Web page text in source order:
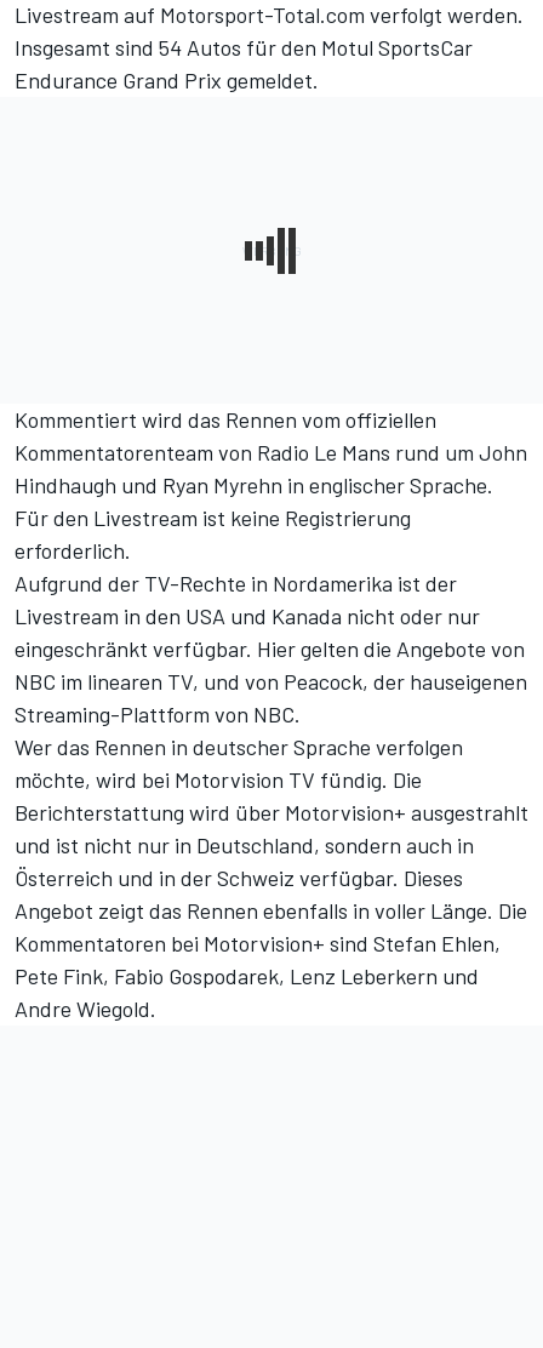
Livestream auf Motorsport-Total.com verfolgt werden.
Insgesamt sind 54 Autos für den Motul SportsCar
Endurance Grand Prix gemeldet.
Kommentiert wird das Rennen vom offiziellen
Kommentatorenteam von Radio Le Mans rund um John
Hindhaugh und Ryan Myrehn in englischer Sprache.
Für den Livestream ist keine Registrierung
erforderlich.
Aufgrund der TV-Rechte in Nordamerika ist der
Livestream in den USA und Kanada nicht oder nur
eingeschränkt verfügbar. Hier gelten die Angebote von
NBC im linearen TV, und von Peacock, der hauseigenen
Streaming-Plattform von NBC.
Wer das Rennen in deutscher Sprache verfolgen
möchte, wird bei Motorvision TV fündig. Die
Berichterstattung wird über Motorvision+ ausgestrahlt
und ist nicht nur in Deutschland, sondern auch in
Österreich und in der Schweiz verfügbar. Dieses
Angebot zeigt das Rennen ebenfalls in voller Länge. Die
Kommentatoren bei Motorvision+ sind Stefan Ehlen,
Pete Fink, Fabio Gospodarek, Lenz Leberkern und
Andre Wiegold.